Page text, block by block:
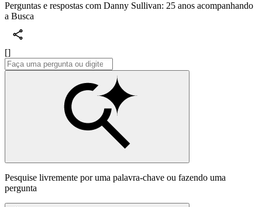
Perguntas e respostas com Danny Sullivan: 25 anos acompanhando
a Busca
[]
Pesquise livremente por uma palavra-chave ou fazendo uma
pergunta